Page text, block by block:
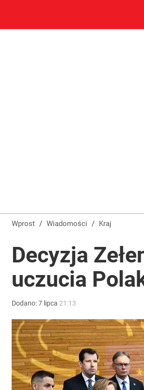
Wprost / Wiadomości / Kraj
Decyzja
uczucia
Dodano:7 lipca 21:13